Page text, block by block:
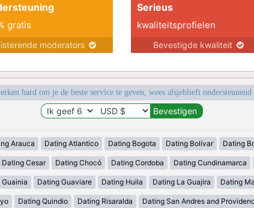
gratis
moderators
Serieus
kwaliteitsprofielen
Bevestigde kwaliteit
hard om je de beste service te geven, wees alsjeblieft ondersteunend
Arauca Dating Atlantico Dating Bogota Dating Bolívar Dating
Dating Cesar Dating Chocó Dating Cordoba Dating Cundinamarca
Dating Guaviare Dating Huila Dating La Guajira Dating
Dating Quindio Dating Risaralda Dating San Andres and